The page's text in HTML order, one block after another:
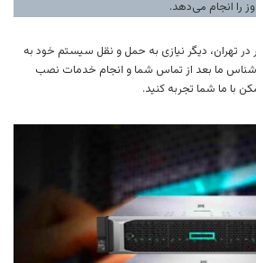
را انجام می‌دهد.
تهران، دیگر نیازی به حمل و نقل سیستم خود به
ما بعد از تماس شما و انجام خدمات نصب
با ما شما تجربه کنید.